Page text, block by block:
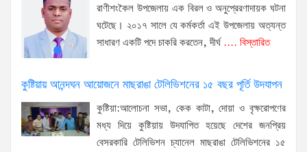
রাণীশংকৈল উপজেলায় এক বিরল ও অনুপ্রেরণাদায়ক ঘটনা
ঘটেছে। ২০১৭ সালে যে কর্মকর্তা এই উপজেলায় অত্যন্ত
সাধারণ একটি পদে চাকরি করতেন, দীর্ঘ.... বিস্তারিত
কুষ্টিয়ায় আনন্দঘন আয়োজনে মাছরাঙা টেলিভিশনের ১৫ বছর পূর্তি উদযাপন
কুষ্টিয়া:আলোচনা সভা, কেক কাটা, দোয়া ও বৃক্ষরোপণের
মধ্য দিয়ে কুষ্টিয়ায় উদযাপিত হয়েছে দেশের জনপ্রিয়
বেসরকারি টেলিভিশন চ্যানেল মাছরাঙা টেলিভিশনের ১৫